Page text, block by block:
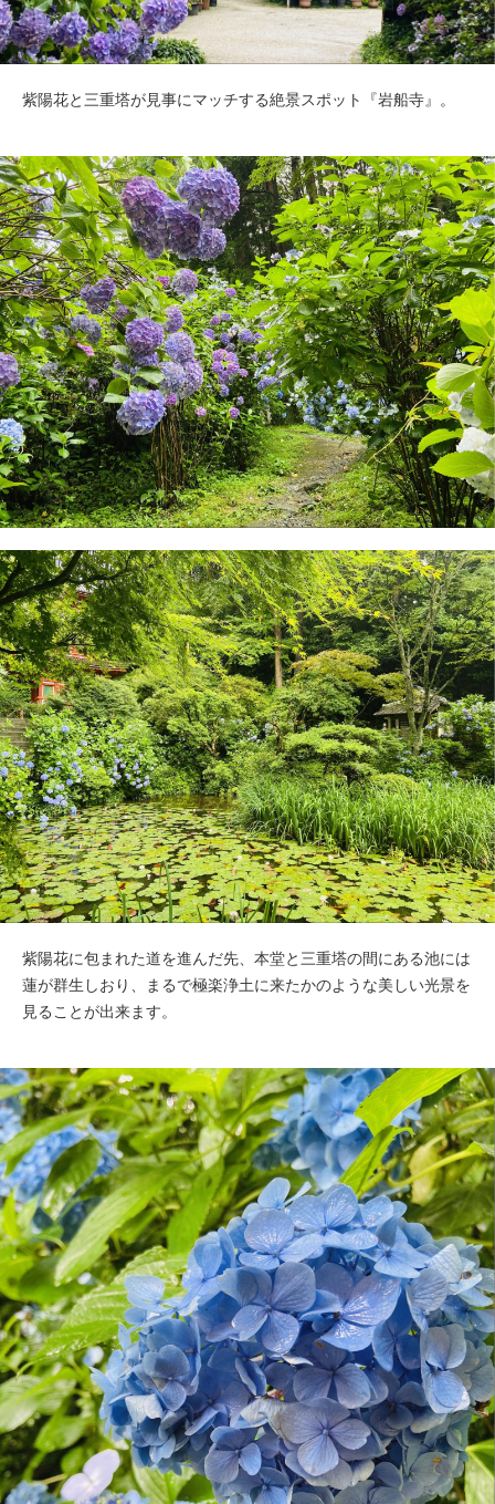
紫陽花と三重塔が見事にマッチする絶景スポット『岩船寺』。
紫陽花に包まれた道を進んだ先、本堂と三重塔の間にある池には
蓮が群生しおり、まるで極楽浄土に来たかのような美しい光景を
見ることが出来ます。